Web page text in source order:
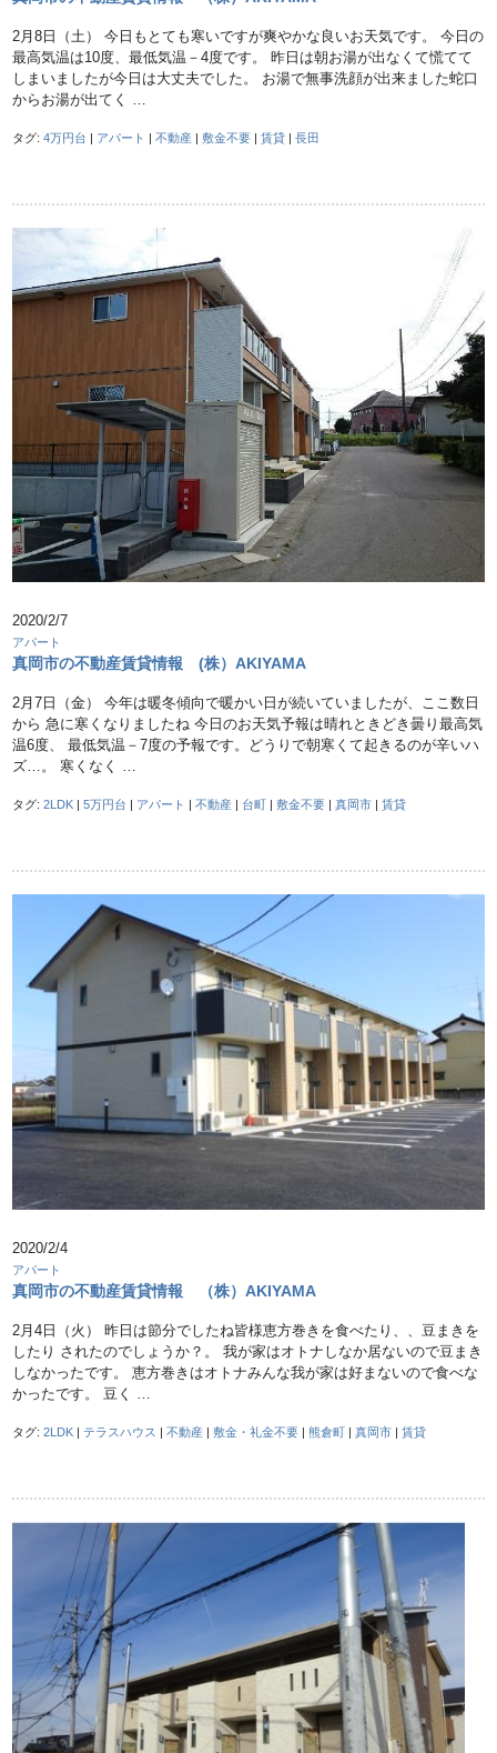
2月8日（土） 今日もとても寒いですが爽やかな良いお天気です。 今日の
最高気温は10度、最低気温－4度です。 昨日は朝お湯が出なくて慌てて
しまいましたが今日は大丈夫でした。 お湯で無事洗顔が出来ました蛇口
からお湯が出てく …
タグ:4万円台 | アパート |不動産 |敷金不要 |賃貸 |長田
2020/2/7
アパート
真岡市の不動産賃貸情報 (株）AKIYAMA
2月7日（金） 今年は暖冬傾向で暖かい日が続いていましたが、ここ数日
から 急に寒くなりましたね 今日のお天気予報は晴れときどき曇り最高気
温6度、 最低気温－7度の予報です。どうりで朝寒くて起きるのが辛いハ
ズ…。 寒くなく …
タグ:2LDK |5万円台 | アパート |不動産 | 台町 |敷金不要 |真岡市 |賃貸
2020/2/4
アパート
真岡市の不動産賃貸情報 （株）AKIYAMA
2月4日（火） 昨日は節分でしたね皆様恵方巻きを食べたり、、豆まきを
したり されたのでしょうか？。 我が家はオトナしなか居ないので豆まき
しなかったです。 恵方巻きはオトナみんな我が家は好まないので食べな
かったです。 豆く …
タグ:2LDK |テラスハウス |不動産 |敷金・礼金不要 |熊倉町 |真岡市 |賃貸